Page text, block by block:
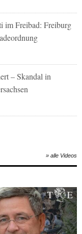
im Freibad: Freiburg
– Skandal in
» alle Videos